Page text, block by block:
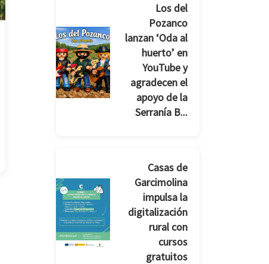
Los del
Pozanco
lanzan ‘Oda al
huerto’ en
YouTube y
agradecen el
apoyo de la
Serranía B...
Casas de
Garcimolina
impulsa la
digitalización
rural con
cursos
gratuitos